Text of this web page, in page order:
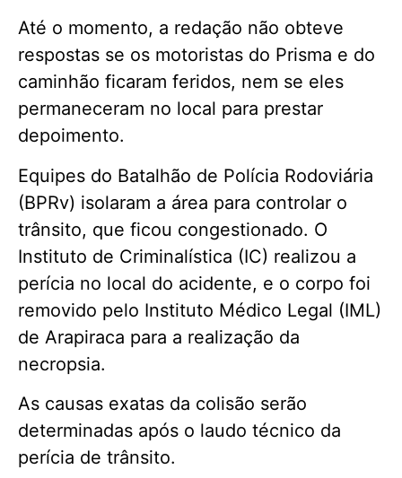
Até o momento, a redação não obteve
respostas se os motoristas do Prisma e do
caminhão ficaram feridos, nem se eles
permaneceram no local para prestar
depoimento.
Equipes do Batalhão de Polícia Rodoviária
(BPRv) isolaram a área para controlar o
trânsito, que ficou congestionado. O
Instituto de Criminalística (IC) realizou a
perícia no local do acidente, e o corpo foi
removido pelo Instituto Médico Legal (IML)
de Arapiraca para a realização da
necropsia.
As causas exatas da colisão serão
determinadas após o laudo técnico da
perícia de trânsito.